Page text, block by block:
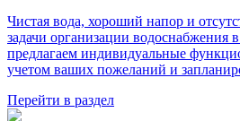
Чистая вода, хороший напор и
задачи организации водоснабжения
предлагаем индивидуальные
учетом ваших пожеланий и
Перейти в раздел